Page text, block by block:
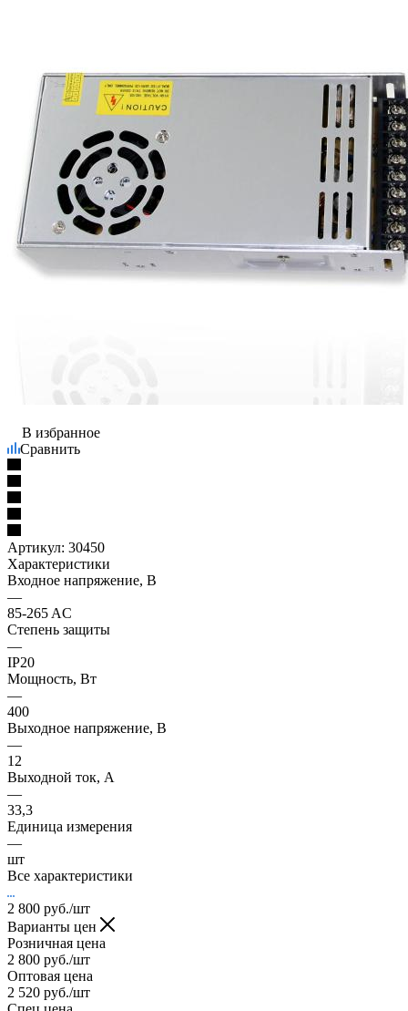
В избранное
Сравнить
Артикул: 30450
Характеристики
Входное напряжение, В
—
85-265 AC
Степень защиты
—
IP20
Мощность, Вт
—
400
Выходное напряжение, В
—
12
Выходной ток, А
—
33,3
Единица измерения
—
шт
Все характеристики
2 800 руб./шт
Варианты цен
Розничная цена
2 800 руб./шт
Оптовая цена
2 520 руб./шт